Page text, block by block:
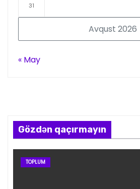
Avqust 2026
31
« May
Gözdən qaçırmayın
TOPLUM